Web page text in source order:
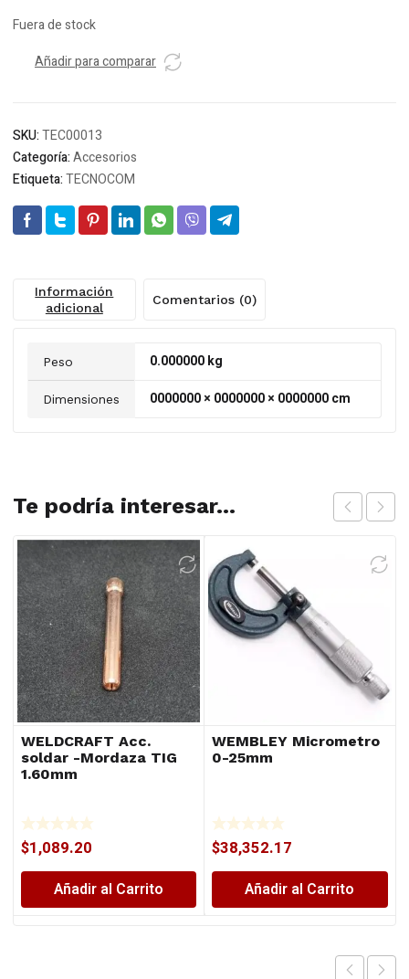
Fuera de stock
Añadir para comparar
SKU:TEC00013
Categoría:Accesorios
Etiqueta:TECNOCOM
Información
adicional
Comentarios (0)
Peso 0.000000 kg
Dimensiones 0000000 × 0000000 × 0000000 cm
Te podría interesar...
WELDCRAFT Acc.
soldar -Mordaza TIG
1.60mm
$1,089.20
Añadir al Carrito
WEMBLEY Micrometro
0-25mm
$38,352.17
Añadir al Carrito